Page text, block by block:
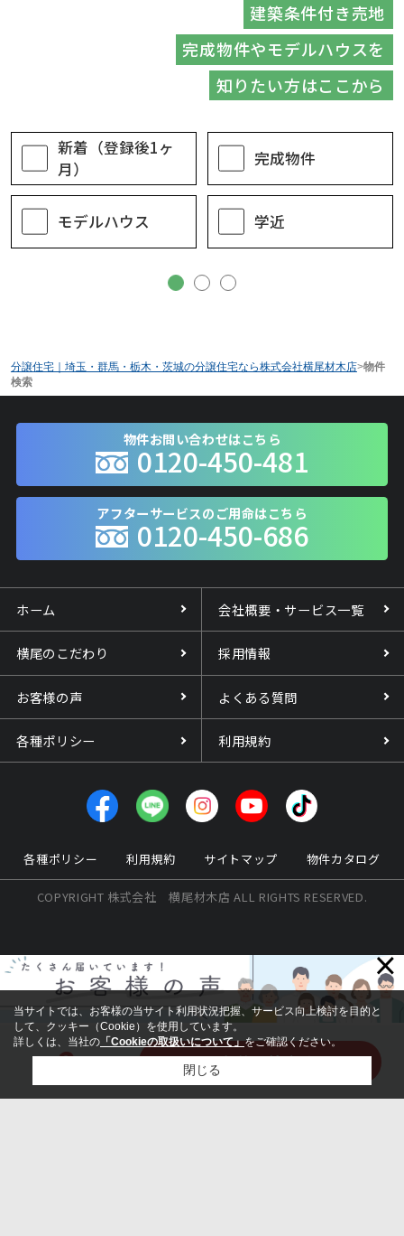
建築条件付き売地
完成物件やモデルハウスを
知りたい方はここから
新着（登録後1ヶ
月）
完成物件
モデルハウス 学近
2 この条件で検索する
分譲住宅｜埼玉・群馬・栃木・茨城の分譲住宅なら株式会社横尾材木店>物件
検索
物件お問い合わせはこちら
0120-450-481
アフターサービスのご用命はこちら
0120-450-686
ホーム 会社概要・サービス一覧
横尾のこだわり 採用情報
お客様の声 よくある質問
各種ポリシー 利用規約
各種ポリシー 利用規約 サイトマップ 物件カタログ
COPYRIGHT 株式会社 横尾材木店 ALL RIGHTS RESERVED.
×
当サイトでは、お客様の当サイト利用状況把握、サービス向上検討を目的と
して、クッキー（Cookie）を使用しています。
詳しくは、当社の 「Cookieの取扱いについて」をご確認ください。
閉じる